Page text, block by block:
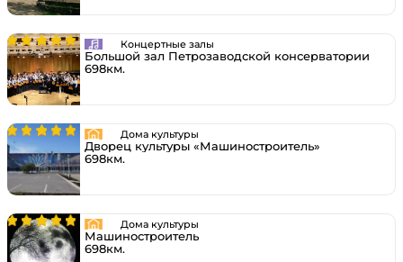
Концертные залы
Большой зал Петрозаводской консерватории
698км.
Дома культуры
Дворец культуры «Машиностроитель»
698км.
Дома культуры
Машиностроитель
698км.